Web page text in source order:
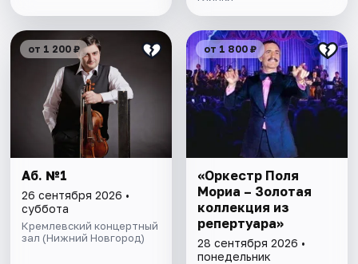
от 1 200 ₽
Аб. №1
26 сентября 2026 •
суббота
Кремлевский концертный
зал (Нижний Новгород)
от 1 800 ₽
«Оркестр Поля
Мориа – Золотая
коллекция из
репертуара»
28 сентября 2026 •
понедельник